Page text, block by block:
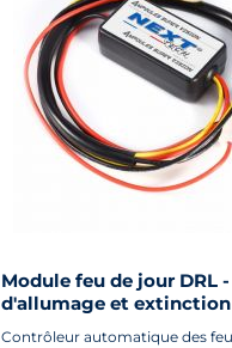
Module feu de jour DRL
d'allumage et extinction
automatique pour feux
Contrôleur automatique des